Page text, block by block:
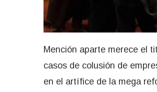
Mención aparte merece el
casos de colusión de
en el artífice de la mega